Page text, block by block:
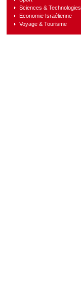
Sciences & Technologies
Economie Israélienne
Voyage & Tourisme